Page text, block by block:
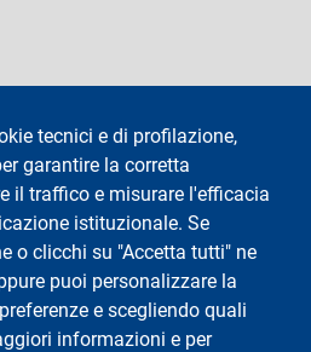
tecnici e di profilazione,
garantire la corretta
il traffico e misurare l'efficacia
istituzionale. Se
o clicchi su "Accetta tutti" ne
puoi personalizzare la
e scegliendo quali
informazioni e per
Milano